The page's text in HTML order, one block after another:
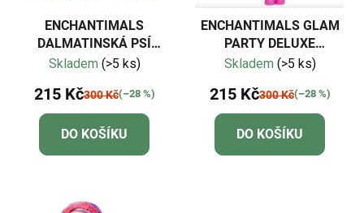
ENCHANTIMALS
DALMATINSKÁ PSÍ
RODINA
Skladem (>5 ks)
215 Kč300 Kč(–28 %)
DO KOŠÍKU
ENCHANTIMALS GLAM
PARTY DELUXE
PANENKA ZEBRA
Skladem (>5 ks)
215 Kč300 Kč(–28 %)
DO KOŠÍKU